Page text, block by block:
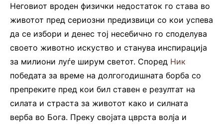
Неговиот вроден физички недостаток го става во
животот пред сериозни предизвици со кои успева
да се избори и денес тој несебично го споделува
своето животно искуство и станува инспирација
за милиони луѓе ширум светот. Според Ник
победата за време на долгогодишната борба со
препреките пред кои бил ставен е резултат на
силата и страста за животот како и силната
верба во Бога. Преку својата цврста волја и